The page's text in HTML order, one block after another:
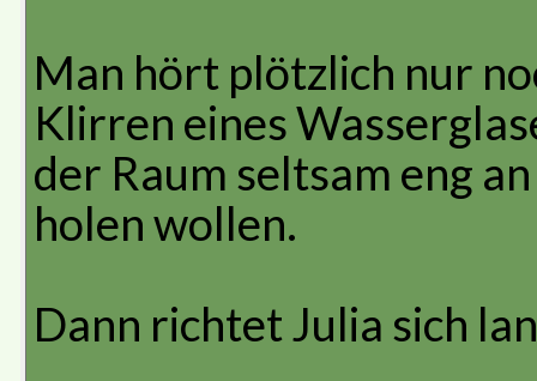
Man hört plötzlich nur
Klirren eines
der Raum seltsam eng
holen wollen.
Dann richtet Julia sich